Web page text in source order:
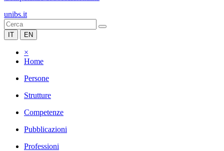
unibs.it
IT EN
×
Home
Persone
Strutture
Competenze
Pubblicazioni
Professioni